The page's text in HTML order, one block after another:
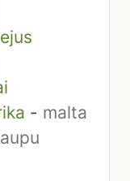
- malta